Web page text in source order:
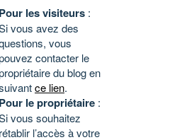
Pour les visiteurs :
vous avez des
vous
contacter le
du blog en
ce lien.
Pour le propriétaire :
vous souhaitez
rétablir l’accès à votre